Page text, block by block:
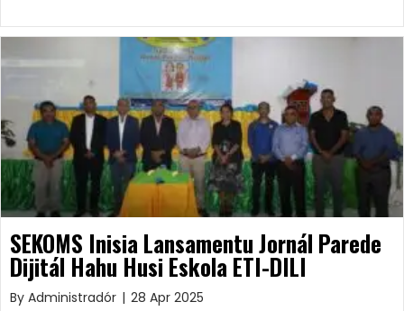
SEKOMS Inisia Lansamentu Jornál Parede
Dijitál Hahu Husi Eskola ETI-DILI
By Administradór | 28 Apr 2025